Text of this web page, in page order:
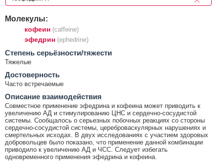
Молекулы:
кофеин (caffeine)
эфедрин (ephedrine)
Cтепень серьёзности/тяжести
Тяжелые
Достоверность
Часто встречаемые
Описание взаимодействия
Совместное применение эфедрина и кофеина может приводить к
увеличению АД и стимулированию ЦНС и сердечно-сосудистой
системы. Сообщалось о серьезных побочных реакциях со стороны
сердечно-сосудистой системы, цереброваскулярных нарушениях и
смертельных исходах. В двух исследованиях с участием здоровых
добровольцев было показано, что применение данной комбинации
приводило к увеличению АД и ЧСС. Следует избегать
одновременного применения эфедрина и кофеина.